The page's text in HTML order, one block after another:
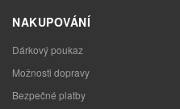
NAKUPOVÁNÍ
Dárkový poukaz
Možnosti dopravy
Bezpečné platby